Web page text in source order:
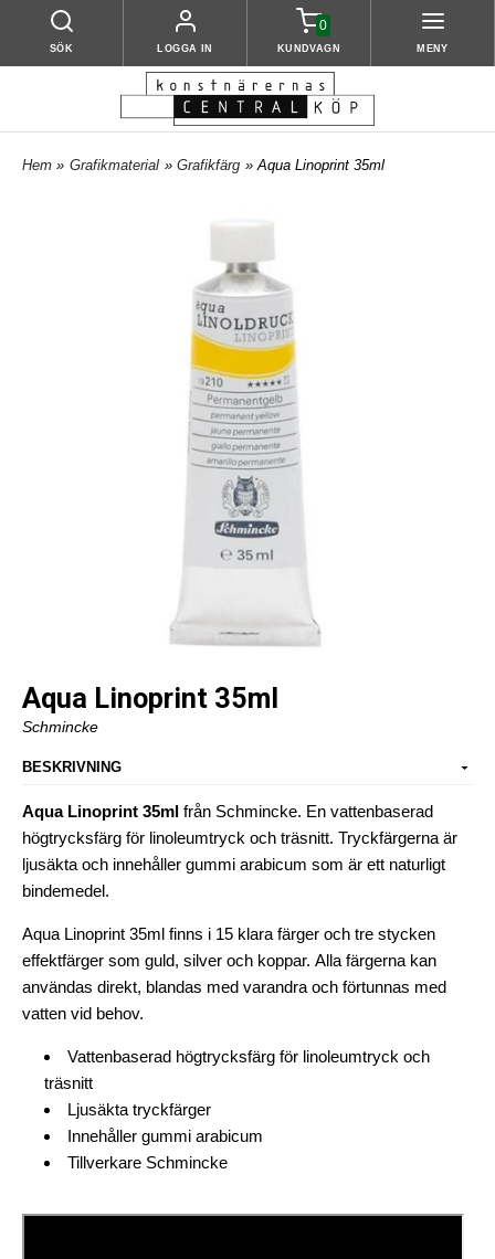
SÖK LOGGA IN
0
KUNDVAGN MENY
Hem » Grafikmaterial » Grafikfärg » Aqua Linoprint 35ml
Aqua Linoprint 35ml
Schmincke
BESKRIVNING
Aqua Linoprint 35ml från Schmincke. En vattenbaserad
högtrycksfärg för linoleumtryck och träsnitt. Tryckfärgerna är
ljusäkta och innehåller gummi arabicum som är ett naturligt
bindemedel.
Aqua Linoprint 35ml finns i 15 klara färger och tre stycken
effektfärger som guld, silver och koppar. Alla färgerna kan
användas direkt, blandas med varandra och förtunnas med
vatten vid behov.
Vattenbaserad högtrycksfärg för linoleumtryck och
träsnitt
Ljusäkta tryckfärger
Innehåller gummi arabicum
Tillverkare Schmincke